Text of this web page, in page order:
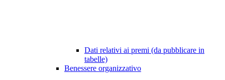
Dati relativi ai premi (da pubblicare in
tabelle)
Benessere organizzativo